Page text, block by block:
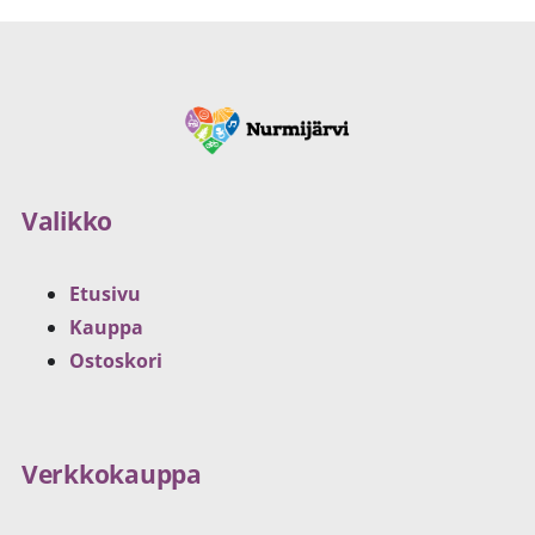
Valikko
Etusivu
Kauppa
Ostoskori
Verkkokauppa